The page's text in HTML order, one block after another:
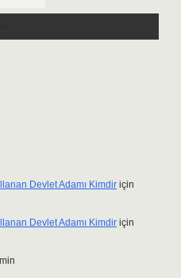
Devlet Adamı Kimdir için
Devlet Adamı Kimdir için